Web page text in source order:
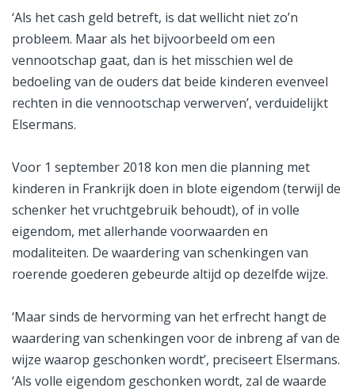
‘Als het cash geld betreft, is dat wellicht niet zo’n
probleem. Maar als het bijvoorbeeld om een
vennootschap gaat, dan is het misschien wel de
bedoeling van de ouders dat beide kinderen evenveel
rechten in die vennootschap verwerven’, verduidelijkt
Elsermans.
Voor 1 september 2018 kon men die planning met
kinderen in Frankrijk doen in blote eigendom (terwijl de
schenker het vruchtgebruik behoudt), of in volle
eigendom, met allerhande voorwaarden en
modaliteiten. De waardering van schenkingen van
roerende goederen gebeurde altijd op dezelfde wijze.
‘Maar sinds de hervorming van het erfrecht hangt de
waardering van schenkingen voor de inbreng af van de
wijze waarop geschonken wordt’, preciseert Elsermans.
‘Als volle eigendom geschonken wordt, zal de waarde